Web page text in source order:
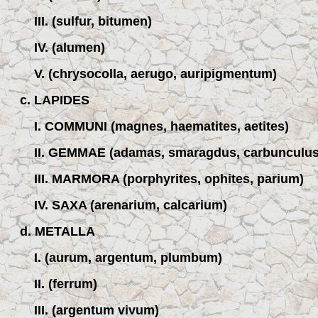
III. (sulfur, bitumen)
IV. (alumen)
V. (chrysocolla, aerugo, auripigmentum)
c. LAPIDES
I. COMMUNI (magnes, haematites, aetites)
II. GEMMAE (adamas, smaragdus,
III. MARMORA (porphyrites, ophites, parium)
IV. SAXA (arenarium, calcarium)
d. METALLA
I. (aurum, argentum, plumbum)
II. (ferrum)
III. (argentum vivum)